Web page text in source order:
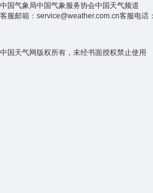
中国气象局中国气象服务协会中国天气频道
客服邮箱： service@weather.com.cn客服电话：
中国天气网版权所有，未经书面授权禁止使